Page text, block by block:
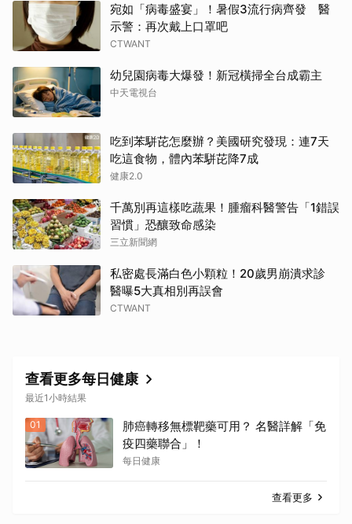
宛如「病毒盛宴」！暑假3流行病齊發 醫
示警：再次戴上口罩吧
CTWANT
幼兒園病毒大爆發！新冠橫掃全台成霸主
中天電視台
吃到苯駢芘怎麼辦？美國研究發現：連7天
吃這食物，體內苯駢芘降7成
健康2.0
千萬別再這樣吃蔬果！腫瘤科醫警告「1錯誤
習慣」恐釀致命感染
三立新聞網
私密處長滿白色小顆粒！20歲男崩潰求診
醫曝5大真相別再誤會
CTWANT
查看更多每日健康
最近1小時結果
01
肺癌轉移無標靶藥可用？ 名醫詳解「免
疫四藥聯合」！
每日健康
查看更多